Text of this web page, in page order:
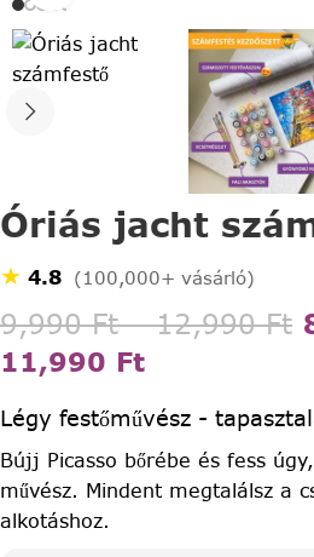
Óriás jacht
★ 4.8 (100,000+ vásárló)
9,990Ft – 12,990Ft
11,990 Ft
Légy festőművész -
Bújj Picasso bőrébe és fess
művész. Mindent megtalálsz a
alkotáshoz.